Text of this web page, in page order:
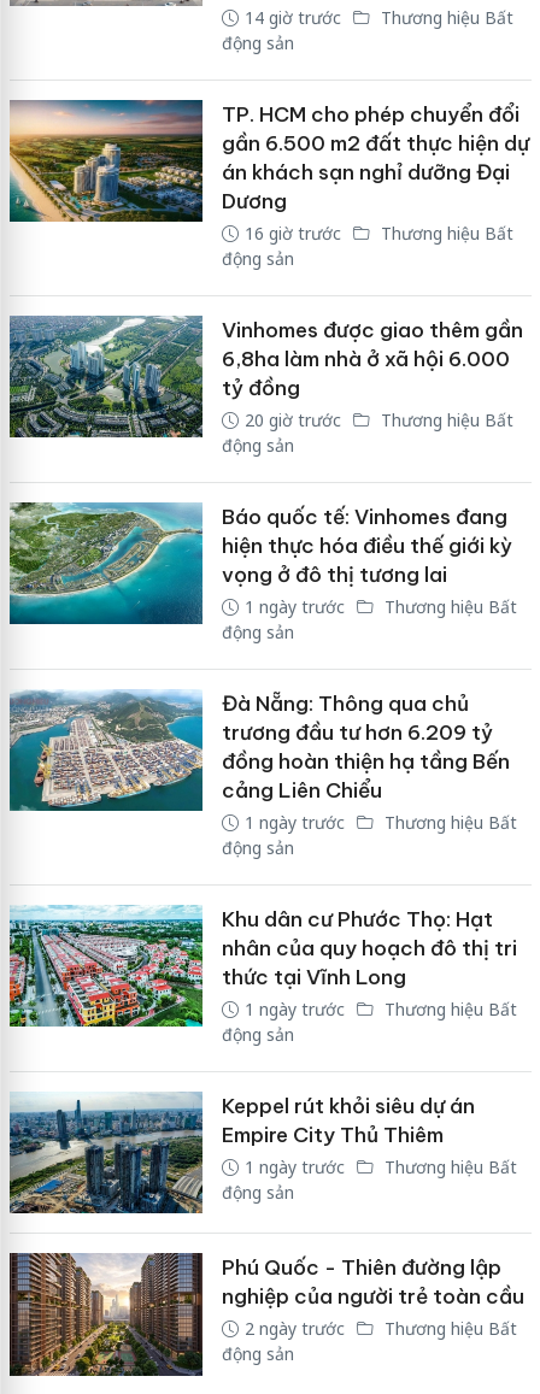
14 giờ trước
Thương hiệu Bất
động sản
TP. HCM cho phép chuyển đổi
gần 6.500 m2 đất thực hiện dự
án khách sạn nghỉ dưỡng Đại
Dương
16 giờ trước
Thương hiệu Bất
động sản
Vinhomes được giao thêm gần
6,8ha làm nhà ở xã hội 6.000
tỷ đồng
20 giờ trước
Thương hiệu Bất
động sản
Báo quốc tế: Vinhomes đang
hiện thực hóa điều thế giới kỳ
vọng ở đô thị tương lai
1 ngày trước
Thương hiệu Bất
động sản
Đà Nẵng: Thông qua chủ
trương đầu tư hơn 6.209 tỷ
đồng hoàn thiện hạ tầng Bến
cảng Liên Chiểu
1 ngày trước
Thương hiệu Bất
động sản
Khu dân cư Phước Thọ: Hạt
nhân của quy hoạch đô thị tri
thức tại Vĩnh Long
1 ngày trước
Thương hiệu Bất
động sản
Keppel rút khỏi siêu dự án
Empire City Thủ Thiêm
1 ngày trước
Thương hiệu Bất
động sản
Phú Quốc - Thiên đường lập
nghiệp của người trẻ toàn cầu
2 ngày trước
Thương hiệu Bất
động sản